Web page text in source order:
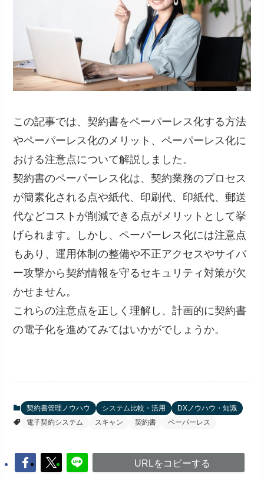
この記事では、契約書をペーパーレス化する方法
やペーパーレス化のメリット、ペーパーレス化に
おける注意点について解説しました。
契約書のペーパーレス化は、契約業務のプロセス
が簡素化される点や紙代、印刷代、印紙代、郵送
代などコストが削減できる点がメリットとして挙
げられます。しかし、ペーパーレス化には注意点
もあり、運用体制の整備や不正アクセスやサイバ
ー攻撃から契約情報を守るセキュリティ対策が欠
かせません。
これらの注意点を正しく理解し、計画的に契約書
の電子化を進めてみてはいかがでしょうか。
契約書管理ノウハウ システム比較・活用
DXノウハウ・知識
電子契約システム
スキャン 契約書 ペーパーレス
URLをコピーする